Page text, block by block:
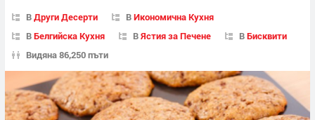
ВДруги Десерти ВИкономична Кухня
ВБелгийска Кухня ВЯстия за Печене ВБисквити
Видяна 86,250 пъти